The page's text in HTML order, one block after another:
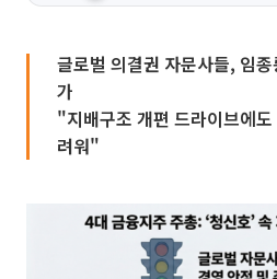
글로벌 의결권 자문사들, 임
가
"지배구조 개편 드라이브에
려워"